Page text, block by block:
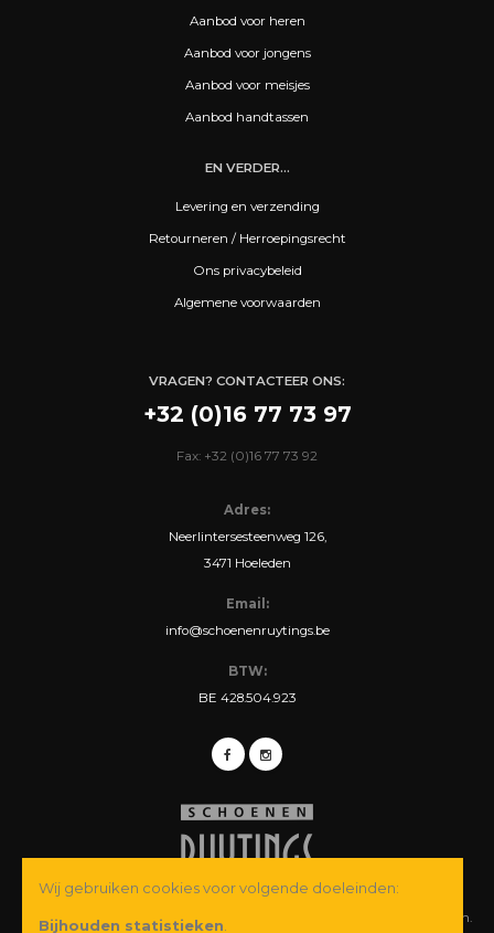
Aanbod voor heren
Aanbod voor jongens
Aanbod voor meisjes
Aanbod handtassen
EN VERDER...
Levering en verzending
Retourneren / Herroepingsrecht
Ons privacybeleid
Algemene voorwaarden
VRAGEN? CONTACTEER ONS:
+32 (0)16 77 73 97
Fax: +32 (0)16 77 73 92
Adres:
Neerlintersesteenweg 126,
3471 Hoeleden
Email:
info@schoenenruytings.be
BTW:
BE 428.504.923
© Copyright 2026 Schoenen Ruytings BVBA. Alle rechten voorbehouden.
Wij gebruiken cookies voor volgende doeleinden:
Bijhouden statistieken